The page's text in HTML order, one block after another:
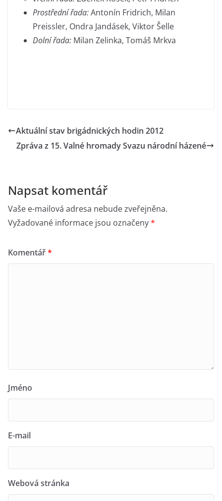
Prostřední řada:Antonín Fridrich, Milan
Preissler, Ondra Jandásek, Viktor Šelle
Dolní řada: Milan Zelinka, Tomáš Mrkva
Aktuální stav brigádnických hodin 2012
Zpráva z 15. Valné hromady Svazu národní házené
Napsat komentář
Vaše e-mailová adresa nebude zveřejněna.
Vyžadované informace jsou označeny*
Komentář*
Jméno
E-mail
Webová stránka